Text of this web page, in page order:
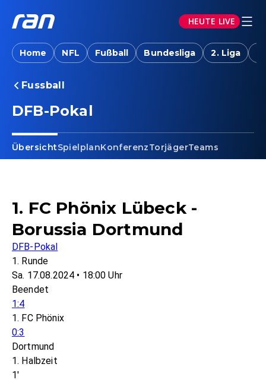
HEUTE LIVE
Home NFL Fußball Bundesliga 2. Liga
Fussball
DFB-Pokal
ÜbersichtSpielplanKonferenzTorjägerTeams
1. FC Phönix Lübeck -
Borussia Dortmund
DFB-Pokal
1. Runde
Sa. 17.08.2024 • 18:00 Uhr
Beendet
1:4
1. FC Phönix
0:3
Dortmund
1. Halbzeit
1'